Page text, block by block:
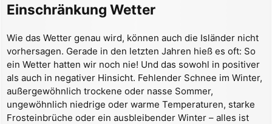
Einschränkung Wetter
Wie das Wetter genau wird, können auch die Isländer nicht
vorhersagen. Gerade in den letzten Jahren hieß es oft: So
ein Wetter hatten wir noch nie! Und das sowohl in positiver
als auch in negativer Hinsicht. Fehlender Schnee im Winter,
außergewöhnlich trockene oder nasse Sommer,
ungewöhnlich niedrige oder warme Temperaturen, starke
Frosteinbrüche oder ein ausbleibender Winter – alles ist